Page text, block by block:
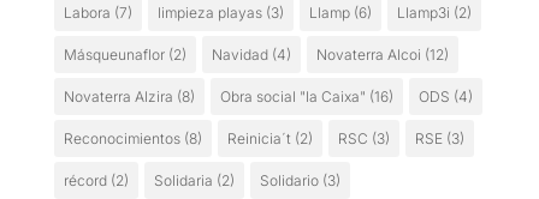
Labora (7) limpieza playas(3) Llamp(6) Llamp3i (2)
Másqueunaflor(2) Navidad(4) Novaterra Alcoi (12)
Novaterra Alzira (8) Obra social "la Caixa" (16) ODS (4)
Reconocimientos(8) Reinicia´t(2) RSC (3) RSE(3)
récord(2) Solidaria (2) Solidario(3)